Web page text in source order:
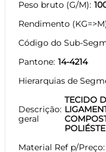
Peso bruto (G/M)
Rendimento
Código do Sub-
Pantone 14-4214
Hierarquias de
Descrição
geral
TECIDO
Material Ref p/Preço